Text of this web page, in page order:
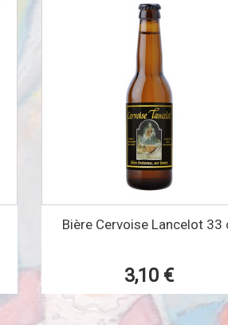
Bière Cervoise Lancelot 33
3,10 €